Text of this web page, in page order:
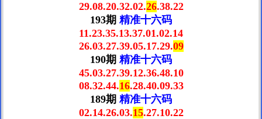
29.08.20.32.02.26.38.22
193期 精准十六码
11.23.35.13.37.01.02.14
26.03.27.39.05.17.29.09
190期 精准十六码
45.03.27.39.12.36.48.10
08.32.44.16.28.40.09.33
189期 精准十六码
02.14.26.03.15.27.10.22